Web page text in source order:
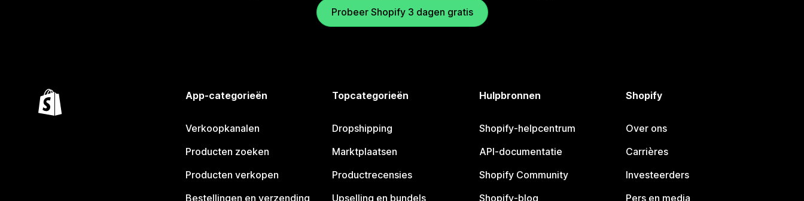
Probeer Shopify 3 dagen gratis
App-categorieën
Verkoopkanalen
Producten zoeken
Producten verkopen
Bestellingen en verzending
Topcategorieën
Dropshipping
Marktplaatsen
Productrecensies
Upselling en bundels
Hulpbronnen
Shopify-helpcentrum
API-documentatie
Shopify Community
Shopify-blog
Shopify
Over ons
Carrières
Investeerders
Pers en media